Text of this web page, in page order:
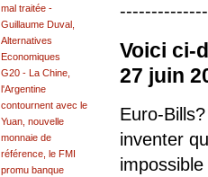
Voici ci-
27 juin
Euro-
inventer
mal traitée -
Guillaume Duval,
Alternatives
Economiques
G20 - La Chine,
l'Argentine
contournent avec le
Yuan, nouvelle
monnaie de
référence, le FMI
promu banque